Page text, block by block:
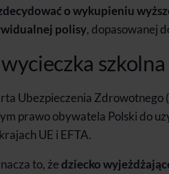
o wykupieniu
polisy, dopasowanej
Ubezpieczenia Zdrowotnego
prawo obywatela Polski do
UE i EFTA.
to, żedziecko